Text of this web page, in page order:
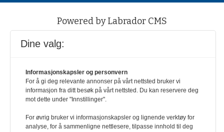
Powered by Labrador CMS
Dine valg:
Informasjonskapsler og personvern
For å gi deg relevante annonser på vårt nettsted bruker vi
informasjon fra ditt besøk på vårt nettsted. Du kan reservere deg
mot dette under "Innstillinger".
For øvrig bruker vi informasjonskapsler og lignende verktøy for
analyse, for å sammenligne nettlesere, tilpasse innhold til deg